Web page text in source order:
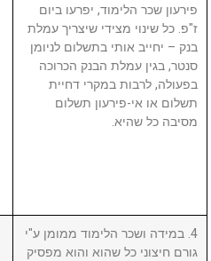
פירעון שכר הלימוד, יפרעו ביום
ז"פ. כל שינוי מצידי שיצריך עמלת
בנק – יחייב אותי בתשלום לניומן
סנטר, בגין עמלת הבנק הכרוכה
בפעולה, לרבות במקרי דחיית
תשלום או אי-פירעון תשלום
מסיבה כל שהיא.
4. במידה ושכר הלימוד ממומן ע"י
גורם חיצוני כל שהוא והוא מפסיק